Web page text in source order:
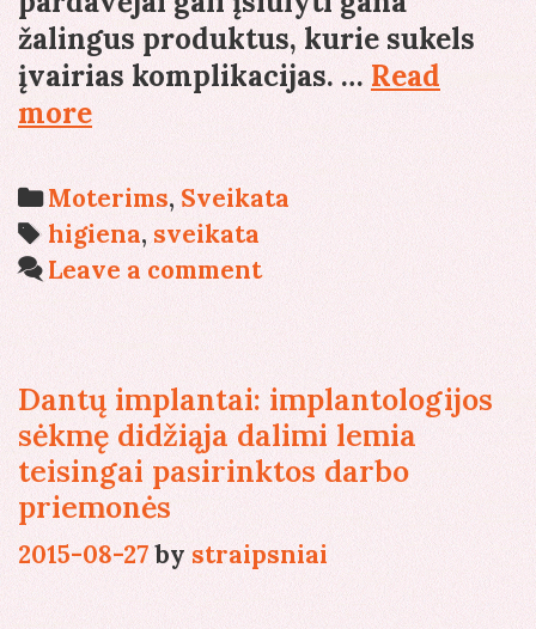
žalingus produktus, kurie sukels
įvairias komplikacijas. … Read
moreMoterims
reikėtų
pasisaugoti
–
kai
kurios
menstruacinės
taurelės
yra
žalingos
Categories
Moterims, Sveikata
Tags
higiena, sveikata
Leave a comment
Dantų implantai: implantologijos
sėkmę didžiąja dalimi lemia
teisingai pasirinktos darbo
priemonės
2015-08-27by straipsniai